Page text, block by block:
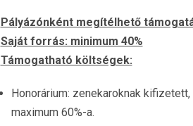
Pályázónként megítélhető
Saját forrás: minimum 40%
Támogatható költségek:
Honorárium: zenekaroknak
maximum 60%-a.